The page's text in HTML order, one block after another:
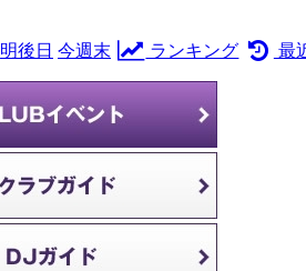
明後日 今週末 ランキング 最